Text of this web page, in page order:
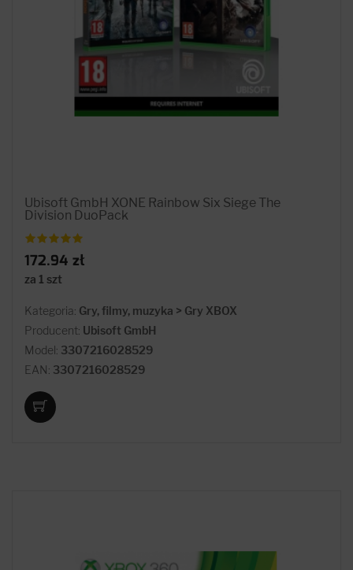
Ubisoft GmbH XONE Rainbow Six Siege The
Division DuoPack
172.94 zł
za 1 szt
Kategoria: Gry, filmy, muzyka > Gry XBOX
Producent: Ubisoft GmbH
Model: 3307216028529
EAN: 3307216028529